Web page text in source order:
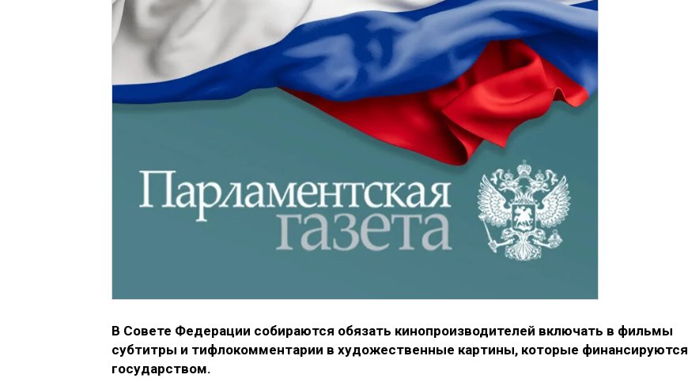
В Совете Федерации собираются обязать кинопроизводителей включать в фильмы
субтитры и тифлокомментарии в художественные картины, которые финансируются
государством.